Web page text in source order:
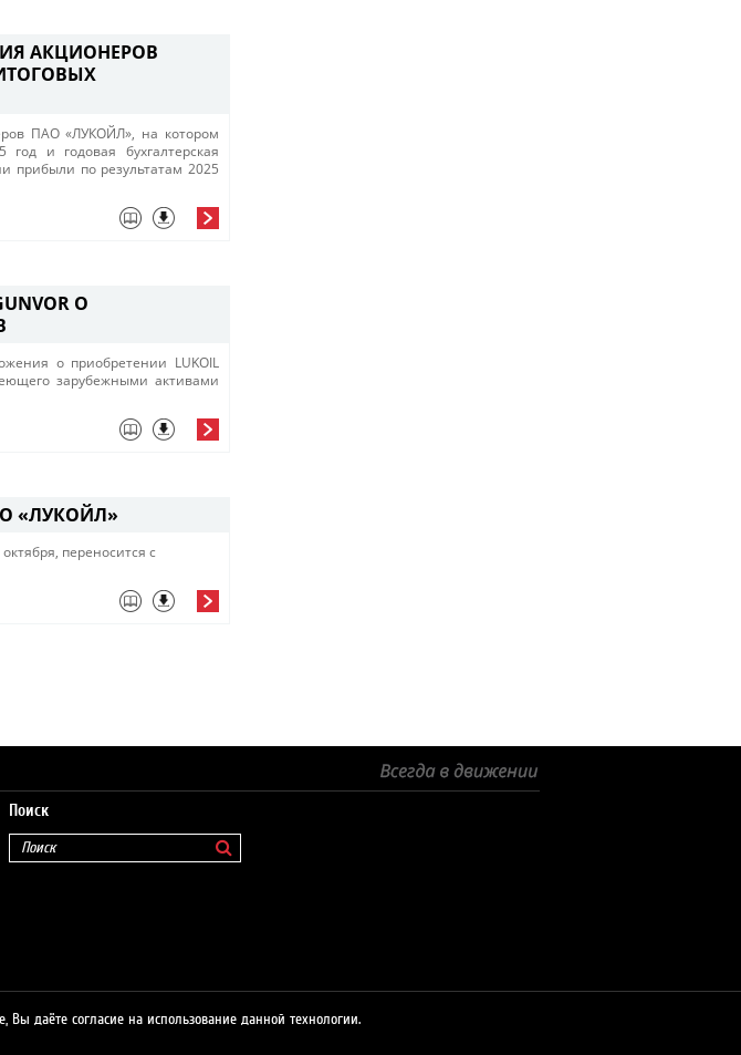
АКЦИОНЕРОВ
ПАО «ЛУКОЙЛ»​, на котором
и годовая бухгалтерская
прибыли по результатам 2025
О
о приобретении LUKOIL
зарубежными активами
«ЛУКОЙЛ»
переносится с
Поиск
Вы даёте согласие на использование данной технологии.